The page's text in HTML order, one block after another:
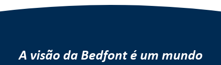
A visão da Bedfont é um mundo